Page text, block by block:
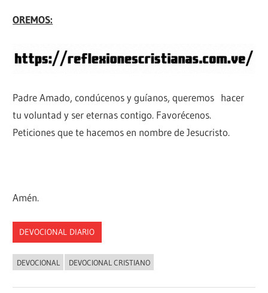
OREMOS:
Padre Amado, condúcenos y guíanos, queremos hacer
tu voluntad y ser eternas contigo. Favorécenos.
Peticiones que te hacemos en nombre de Jesucristo.
Amén.
DEVOCIONAL DIARIO
DEVOCIONAL DEVOCIONAL CRISTIANO